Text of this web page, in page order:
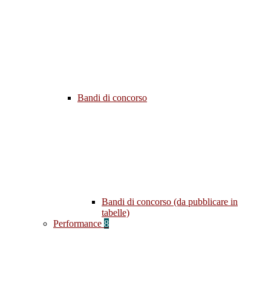
Bandi di concorso
Bandi di concorso (da pubblicare in
tabelle)
Performance 8